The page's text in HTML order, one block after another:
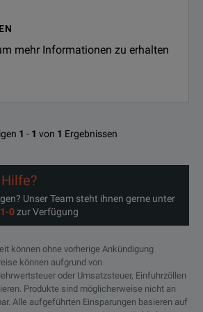
mehr Informationen zu erhalten
1 - 1 von 1 Ergebnissen
Unser Team steht ihnen gerne unter
0zur Verfügung
können ohne vorherige Ankündigung
können aufgrund von
oder Umsatzsteuer, Einfuhrzöllen
Produkte sind möglicherweise nicht an
Alle aufgeführten Einsparungen basieren auf
Test
Port
Frequency
(GHz)
Connector
A